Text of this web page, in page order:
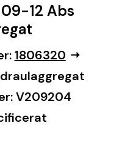
09-12 Abs
1806320
V209204